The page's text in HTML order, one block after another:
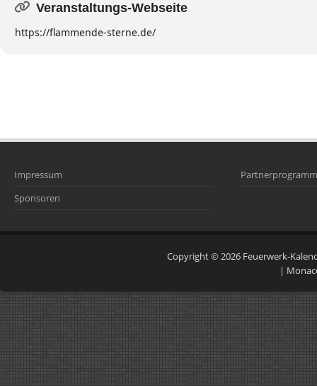
Veranstaltungs-Webseite
https://flammende-sterne.de/
Impressum
Sponsoren
Copyright © 2026 Feuerwerk-
|